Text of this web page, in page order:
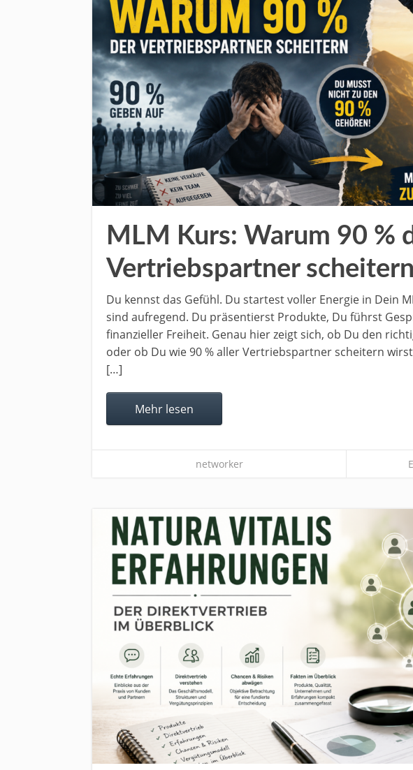
MLM Kurs: Warum 90 %
Vertriebspartner scheitern
Du kennst das Gefühl. Du startest voller Energie in Dein
sind aufregend. Du präsentierst Produkte, Du führst
finanzieller Freiheit. Genau hier zeigt sich, ob Du den
oder ob Du wie 90 % aller Vertriebspartner scheitern
[…]
Mehr lesen
networker